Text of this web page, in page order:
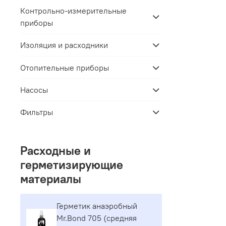
Контрольно-измерительные
приборы
Изоляция и расходники
Отопительные приборы
Насосы
Фильтры
Расходные и
герметизирующие
материалы
Герметик aнaэpoбный
Mr.Bond 705 (средняя